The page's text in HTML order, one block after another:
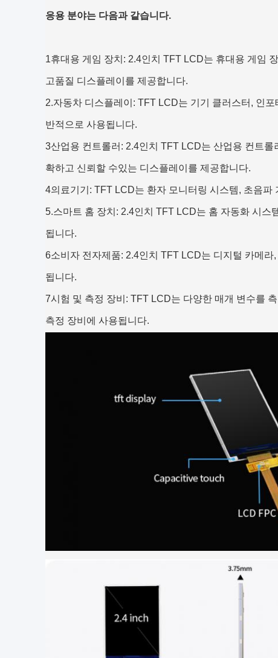
응용 분야는 다음과 같습니다.
1휴대용 게임 장치: 2.4인치 TFT LCD는 휴대용 게임
고품질 디스플레이를 제공합니다.
2.자동차 디스플레이: TFT LCD는 기기 클러스터, 인
반적으로 사용됩니다.
3산업용 컨트롤러: 2.4인치 TFT LCD는 산업용 컨트
확하고 신뢰할 수있는 디스플레이를 제공합니다.
4의료기기: TFT LCD는 환자 모니터링 시스템, 초음
5.스마트 홈 장치: 2.4인치 TFT LCD는 홈 자동화 시스
됩니다.
6소비자 전자제품: 2.4인치 TFT LCD는 디지털 카메
됩니다.
7시험 및 측정 장비: TFT LCD는 다양한 매개 변수를
측정 장비에 사용됩니다.